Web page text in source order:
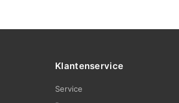
Klantenservice
Service